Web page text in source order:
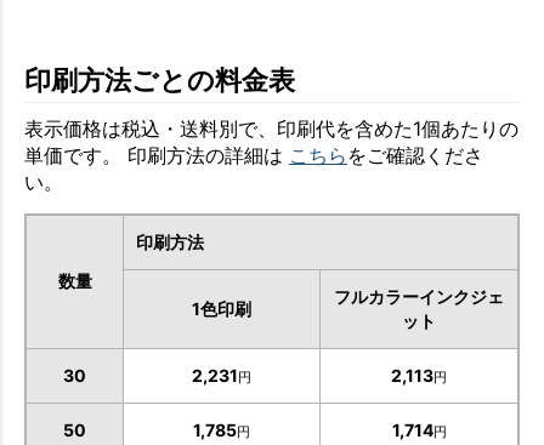
印刷方法ごとの料金表
表示価格は税込・送料別で、印刷代を含めた1個あたりの
単価です。 印刷方法の詳細は こちら をご確認くださ
い。
数量
印刷方法
1色印刷
フルカラーインクジェ
ット
30 2,231円 2,113円
50 1,785円 1,714円